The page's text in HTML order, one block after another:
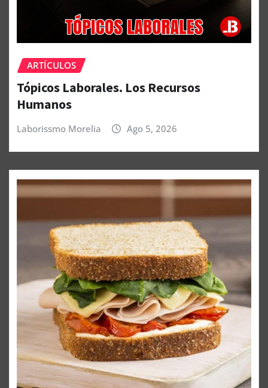
ARTÍCULOS
Tópicos Laborales. Los Recursos
Humanos
Laborissmo Morelia Ago 5, 2026